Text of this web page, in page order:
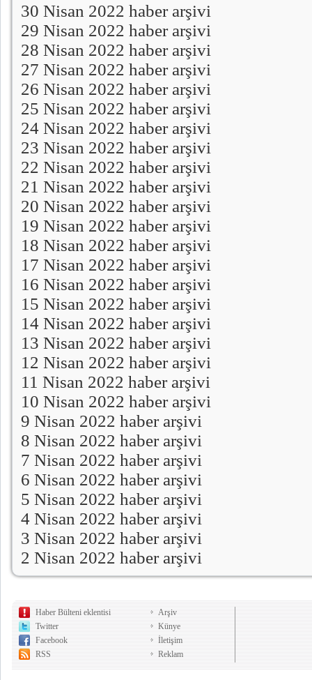
30 Nisan 2022 haber arşivi
29 Nisan 2022 haber arşivi
28 Nisan 2022 haber arşivi
27 Nisan 2022 haber arşivi
26 Nisan 2022 haber arşivi
25 Nisan 2022 haber arşivi
24 Nisan 2022 haber arşivi
23 Nisan 2022 haber arşivi
22 Nisan 2022 haber arşivi
21 Nisan 2022 haber arşivi
20 Nisan 2022 haber arşivi
19 Nisan 2022 haber arşivi
18 Nisan 2022 haber arşivi
17 Nisan 2022 haber arşivi
16 Nisan 2022 haber arşivi
15 Nisan 2022 haber arşivi
14 Nisan 2022 haber arşivi
13 Nisan 2022 haber arşivi
12 Nisan 2022 haber arşivi
11 Nisan 2022 haber arşivi
10 Nisan 2022 haber arşivi
9 Nisan 2022 haber arşivi
8 Nisan 2022 haber arşivi
7 Nisan 2022 haber arşivi
6 Nisan 2022 haber arşivi
5 Nisan 2022 haber arşivi
4 Nisan 2022 haber arşivi
3 Nisan 2022 haber arşivi
2 Nisan 2022 haber arşivi
Haber Bülteni eklentisi
Twitter
Facebook
RSS
Arşiv
Künye
İletişim
Reklam